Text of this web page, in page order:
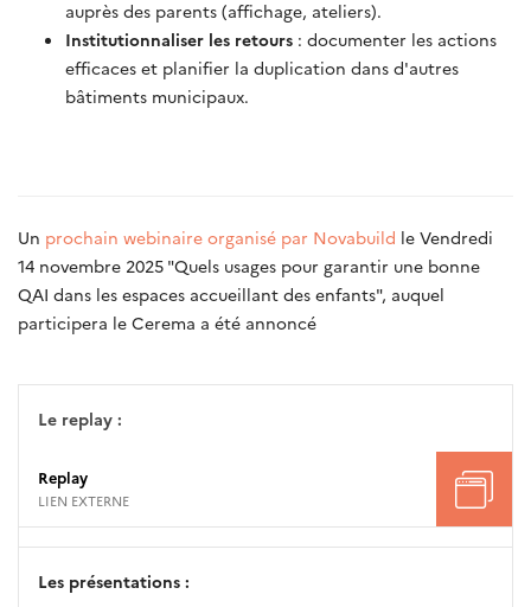
auprès des parents (affichage, ateliers).
Institutionnaliser les retours : documenter les actions
efficaces et planifier la duplication dans d'autres
bâtiments municipaux.
Un prochain webinaire organisé par Novabuild le Vendredi
14 novembre 2025 "Quels usages pour garantir une bonne
QAI dans les espaces accueillant des enfants", auquel
participera le Cerema a été annoncé
Le replay :
Replay
LIEN EXTERNE
Les présentations :